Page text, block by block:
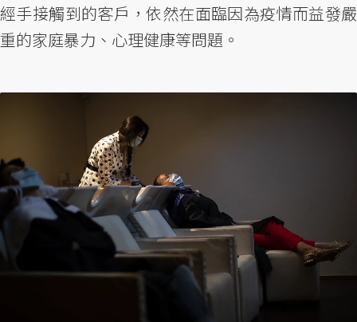
經手接觸到的客戶，依然在面臨因為疫情而益發嚴
重的家庭暴力、心理健康等問題。